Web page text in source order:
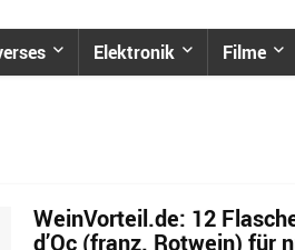
Elektronik Filme
WeinVorteil.de: 12
d’Oc (franz. Rotwein) für